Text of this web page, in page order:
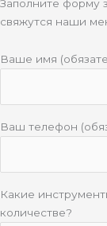
Заполните форму
свяжутся наши
Ваше имя
Ваш телефон
Какие
количестве?